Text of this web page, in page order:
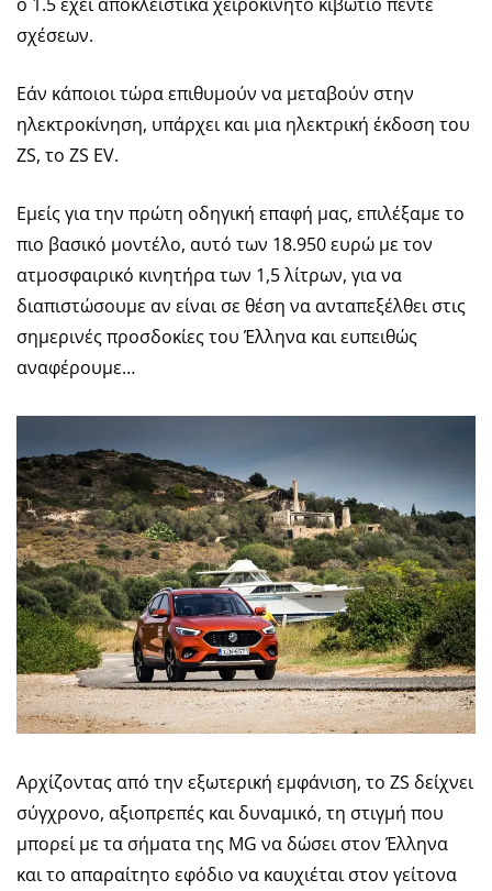
σχέσεων.
Εάν κάποιοι τώρα επιθυμούν να μεταβούν στην
ηλεκτροκίνηση, υπάρχει και μια ηλεκτρική έκδοση του
ZS, το ZS EV.
Εμείς για την πρώτη οδηγική επαφή μας, επιλέξαμε το
πιο βασικό μοντέλο, αυτό των 18.950 ευρώ με τον
ατμοσφαιρικό κινητήρα των 1,5 λίτρων, για να
διαπιστώσουμε αν είναι σε θέση να ανταπεξέλθει στις
σημερινές προσδοκίες του Έλληνα και ευπειθώς
αναφέρουμε…
Αρχίζοντας από την εξωτερική εμφάνιση, το ZS δείχνει
σύγχρονο, αξιοπρεπές και δυναμικό, τη στιγμή που
μπορεί με τα σήματα της MG να δώσει στον Έλληνα
και το απαραίτητο εφόδιο να καυχιέται στον γείτονα